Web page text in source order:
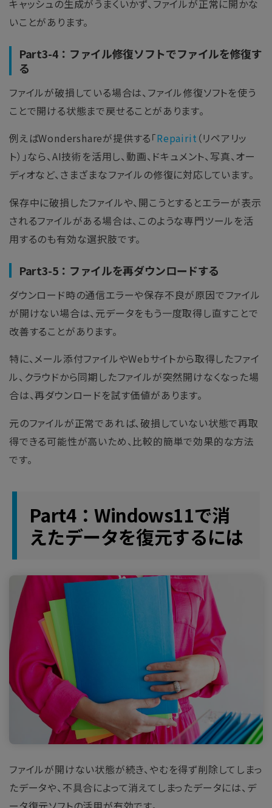
キャッシュの生成がうまくいかず、ファイルが正常に開かな
いことがあります。
Part3-4：ファイル修復ソフトでファイルを修復す
る
ファイルが破損している場合は、ファイル修復ソフトを使う
ことで開ける状態まで戻せることがあります。
例えばWondershareが提供する「Repairit （リペアリッ
ト）」なら、AI技術を活用し、動画、ドキュメント、写真、オー
ディオなど、さまざまなファイルの修復に対応しています。
保存中に破損したファイルや、開こうとするとエラーが表示
されるファイルがある場合は、このような専門ツールを活
用するのも有効な選択肢です。
Part3-5：ファイルを再ダウンロードする
ダウンロード時の通信エラーや保存不良が原因でファイル
が開けない場合は、元データをもう一度取得し直すことで
改善することがあります。
特に、メール添付ファイルやWebサイトから取得したファイ
ル、クラウドから同期したファイルが突然開けなくなった場
合は、再ダウンロードを試す価値があります。
元のファイルが正常であれば、破損していない状態で再取
得できる可能性が高いため、比較的簡単で効果的な方法
です。
Part4：Windows11で消
えたデータを復元するには
ファイルが開けない状態が続き、やむを得ず削除してしまっ
たデータや、不具合によって消えてしまったデータには、デ